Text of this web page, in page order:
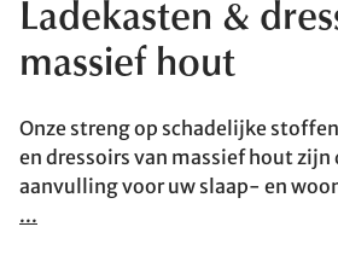
Ladekasten &
massief hout
Onze streng op schadelijke
en dressoirs van massief hout zijn
aanvulling voor uw slaap- en
...